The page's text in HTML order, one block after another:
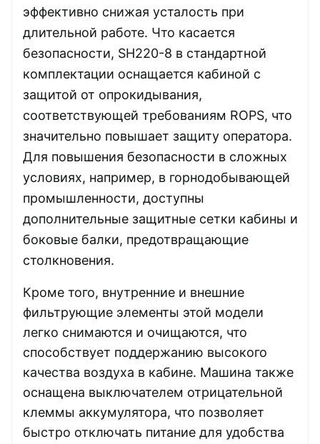
эффективно снижая усталость при
длительной работе. Что касается
безопасности, SH220-8 в стандартной
комплектации оснащается кабиной с
защитой от опрокидывания,
соответствующей требованиям ROPS, что
значительно повышает защиту оператора.
Для повышения безопасности в сложных
условиях, например, в горнодобывающей
промышленности, доступны
дополнительные защитные сетки кабины и
боковые балки, предотвращающие
столкновения.
Кроме того, внутренние и внешние
фильтрующие элементы этой модели
легко снимаются и очищаются, что
способствует поддержанию высокого
качества воздуха в кабине. Машина также
оснащена выключателем отрицательной
клеммы аккумулятора, что позволяет
быстро отключать питание для удобства